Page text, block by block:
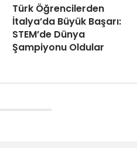
Türk Öğrencilerden
İtalya’da Büyük Başarı:
STEM’de Dünya
Şampiyonu Oldular